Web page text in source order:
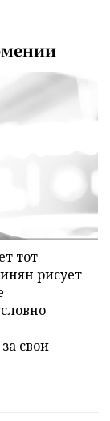
тот
рисует
свои